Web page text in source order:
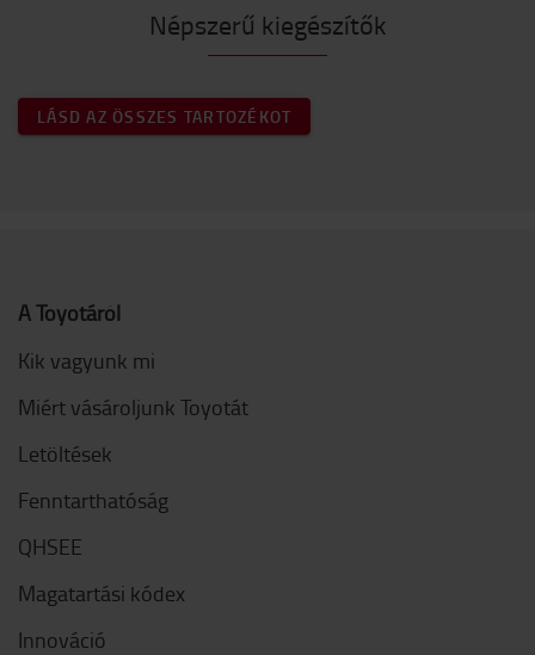
Népszerű kiegészítők
LÁSD AZ ÖSSZES TARTOZÉKOT
A Toyotáról
Kik vagyunk mi
Miért vásároljunk Toyotát
Letöltések
Fenntarthatóság
QHSEE
Magatartási kódex
Innováció